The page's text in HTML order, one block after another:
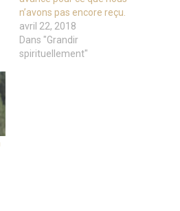
n’avons pas encore reçu.
avril 22, 2018
Dans "Grandir
spirituellement"